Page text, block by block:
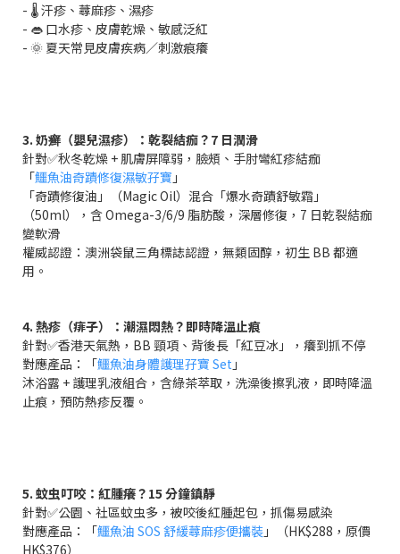
- 🌡️ 汗疹、蕁麻疹、濕疹
- 👄 口水疹、皮膚乾燥、敏感泛紅
- 🌞 夏天常見皮膚疾病／刺激痕癢
3. 奶癣（嬰兒濕疹）：乾裂結痂？7 日潤滑
針對✅秋冬乾燥 + 肌膚屏障弱，臉頰、手肘彎紅疹結痂
「鱷魚油奇蹟修復濕敏孖寶 」
「奇蹟修復油」（Magic Oil）混合「爆水奇蹟舒敏霜」
（50ml），含 Omega-3/6/9 脂肪酸，深層修復，7 日乾裂結痂
變軟滑
權威認證：澳洲袋鼠三角標誌認證，無類固醇，初生 BB 都適
用。
4. 熱疹（痱子）：潮濕悶熱？即時降溫止痕
針對✅香港天氣熱，BB 頸項、背後長「紅豆冰」，癢到抓不停
對應產品：「鱷魚油身體護理孖寶 Set 」
沐浴露 + 護理乳液組合，含綠茶萃取，洗澡後擦乳液，即時降溫
止痕，預防熱疹反覆。
5. 蚊虫叮咬：紅腫癢？15 分鐘鎮靜
針對✅公園、社區蚊虫多，被咬後紅腫起包，抓傷易感染
對應產品：「鱷魚油 SOS 舒緩蕁麻疹便攜裝 」（HK$288，原價
HK$376）